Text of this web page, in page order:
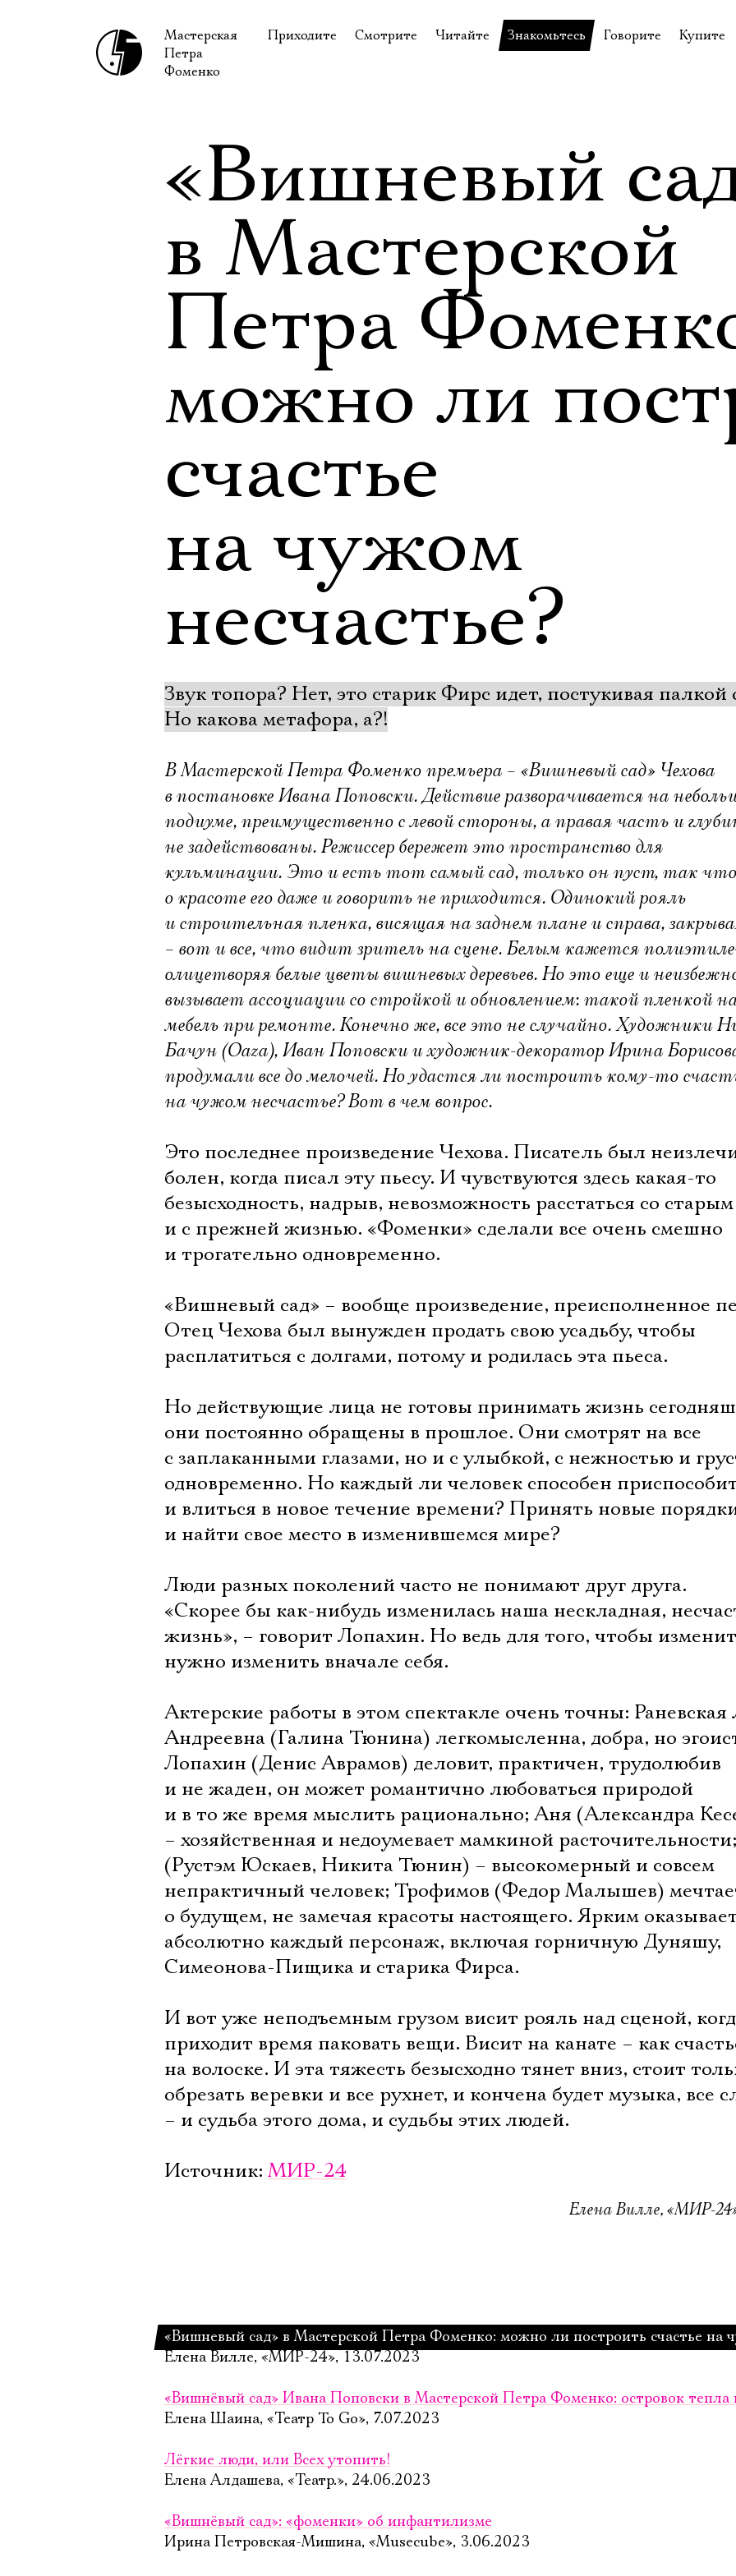
Мастерская
Петра
Фоменко
Приходите
Правила посещения
Как добраться
Смотрите
Внеклассные чтения
Читайте
Архив проектов
Библиотека Гумилёва
Официальные документы
Знакомьтесь
Режиссёры
Художники
Сотрудники
Владимир Максимов
Говорите
Купите
«Вишневый
в Мастерской
Петра
можно ли
счастье
на чужом
несчастье?
Звук топора? Нет, это старик Фирс идет, постукивая
Но какова метафора, а?!
В Мастерской Петра Фоменко премьера – «Вишневый сад» Чехова
в постановке Ивана Поповски. Действие разворачивается на
подиуме, преимущественно с левой стороны, а правая часть и
не задействованы. Режиссер бережет это пространство для
кульминации. Это и есть тот самый сад, только он пуст, так что
о красоте его даже и говорить не приходится. Одинокий рояль
и строительная пленка, висящая на заднем плане и справа,
– вот и все, что видит зритель на сцене. Белым кажется
олицетворяя белые цветы вишневых деревьев. Но это еще и
вызывает ассоциации со стройкой и обновлением: такой пленкой
мебель при ремонте. Конечно же, все это не случайно. Художники
Бачун (Oaza), Иван Поповски и художник-декоратор Ирина
продумали все до мелочей. Но удастся ли построить кому-то
на чужом несчастье? Вот в чем вопрос.
Это последнее произведение Чехова. Писатель был
болен, когда писал эту пьесу. И чувствуются здесь какая-то
безысходность, надрыв, невозможность расстаться со старым
и с прежней жизнью. «Фоменки» сделали все очень смешно
и трогательно одновременно.
«Вишневый сад» – вообще произведение, преисполненное
Отец Чехова был вынужден продать свою усадьбу, чтобы
расплатиться с долгами, потому и родилась эта пьеса.
Но действующие лица не готовы принимать жизнь
они постоянно обращены в прошлое. Они смотрят на все
с заплаканными глазами, но и с улыбкой, с нежностью и
одновременно. Но каждый ли человек способен
и влиться в новое течение времени? Принять новые
и найти свое место в изменившемся мире?
Люди разных поколений часто не понимают друг друга.
«Скорее бы как-нибудь изменилась наша нескладная,
жизнь», – говорит Лопахин. Но ведь для того, чтобы
нужно изменить вначале себя.
Актерские работы в этом спектакле очень точны:
Андреевна (Галина Тюнина) легкомысленна, добра, но
Лопахин (Денис Аврамов) деловит, практичен, трудолюбив
и не жаден, он может романтично любоваться природой
и в то же время мыслить рационально; Аня (Александра
– хозяйственная и недоумевает мамкиной
(Рустэм Юскаев, Никита Тюнин) – высокомерный и совсем
непрактичный человек; Трофимов (Федор Малышев)
о будущем, не замечая красоты настоящего. Ярким
абсолютно каждый персонаж, включая горничную Дуняшу,
Симеонова-Пищика и старика Фирса.
И вот уже неподъемным грузом висит рояль над сценой,
приходит время паковать вещи. Висит на канате – как
на волоске. И эта тяжесть безысходно тянет вниз, стоит
обрезать веревки и все рухнет, и кончена будет музыка, все
– и судьба этого дома, и судьбы этих людей.
Источник: МИР-24
Елена Вилле, «МИР-
«Вишневый сад» в Мастерской Петра Фоменко: можно ли построить счастье на
Елена Вилле, «МИР-24», 13.07.2023
«Вишнёвый сад» Ивана Поповски в Мастерской Петра Фоменко: островок тепла
Елена Шаина, «Театр To Go», 7.07.2023
Лёгкие люди, или Всех утопить!
Елена Алдашева, «Театр.», 24.06.2023
«Вишнёвый сад»: «фоменки» об инфантилизме
Ирина Петровская-Мишина, «Musecube», 3.06.2023
Электропочта
Имя
Ознакомиться